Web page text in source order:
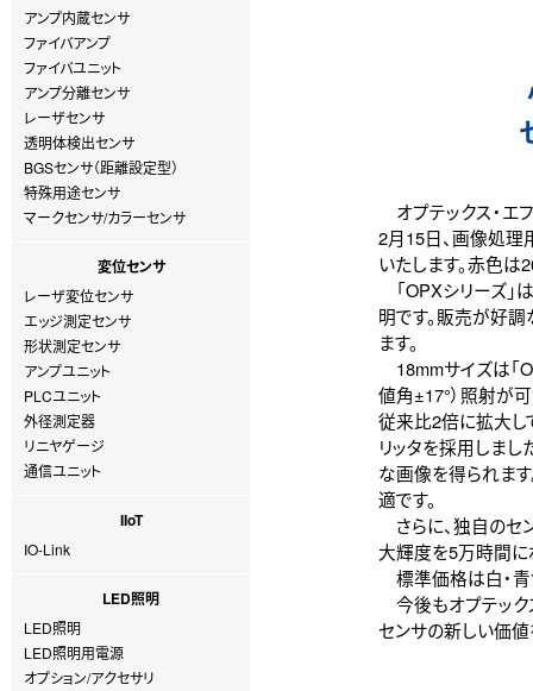
アンプ内蔵センサ
ファイバアンプ
ファイバユニット
アンプ分離センサ
レーザセンサ
透明体検出センサ
BGSセンサ（距離設定型）
特殊用途センサ
マークセンサ/カラーセンサ
変位センサ
レーザ変位センサ
エッジ測定センサ
形状測定センサ
アンプユニット
PLCユニット
外径測定器
リニヤゲージ
通信ユニット
IIoT
IO-Link
LED照明
LED照明
LED照明用電源
オプション/アクセサリ
オプテックス・エ
2月15日、画像処理
いたします。赤色
「OPXシリーズ
明です。販売が好
ます。
18mmサイズは「
値角±17°）照射が
従来比2倍に拡大し
リッタを採用しまし
な画像を得られま
適です。
さらに、独自のセ
大輝度を5万時間に
標準価格は白・青
今後もオプテック
センサの新しい価値